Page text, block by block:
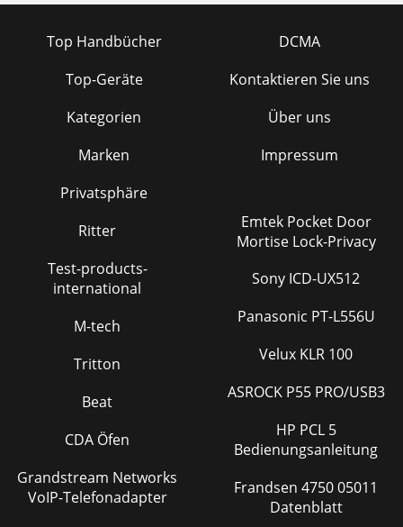
Top Handbücher
Top-Geräte
Kategorien
Marken
Privatsphäre
DCMA
Kontaktieren Sie uns
Über uns
Impressum
Ritter
Test-products-
international
M-tech
Tritton
Beat
CDA Öfen
Grandstream Networks
VoIP-Telefonadapter
Emtek Pocket Door
Mortise Lock-Privacy
Sony ICD-UX512
Panasonic PT-L556U
Velux KLR 100
ASROCK P55 PRO/USB3
HP PCL 5
Bedienungsanleitung
Frandsen 4750 05011
Datenblatt